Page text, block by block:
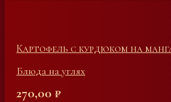
Картофель с курдюком на
Блюда на углях
270,00 ₽